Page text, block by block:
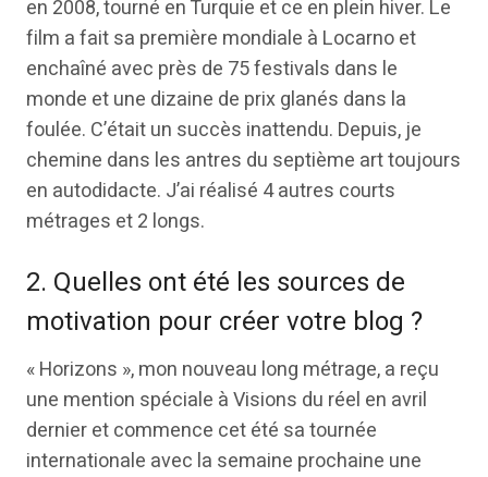
en 2008, tourné en Turquie et ce en plein hiver. Le
film a fait sa première mondiale à Locarno et
enchaîné avec près de 75 festivals dans le
monde et une dizaine de prix glanés dans la
foulée. C’était un succès inattendu. Depuis, je
chemine dans les antres du septième art toujours
en autodidacte. J’ai réalisé 4 autres courts
métrages et 2 longs.
2. Quelles ont été les sources de
motivation pour créer votre blog ?
« Horizons », mon nouveau long métrage, a reçu
une mention spéciale à Visions du réel en avril
dernier et commence cet été sa tournée
internationale avec la semaine prochaine une